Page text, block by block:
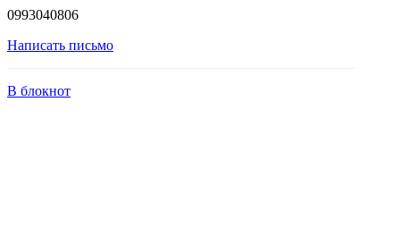
0993040806
Написать письмо
В блокнот